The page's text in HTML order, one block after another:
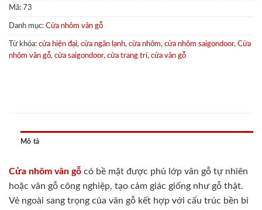
Mã: 73
Danh mục: Cửa nhôm vân gỗ
Từ khóa: cửa hiện đại, cửa ngăn lạnh, cửa nhôm, cửa nhôm saigondoor, Cửa
nhôm vân gỗ, cửa saigondoor, cửa trang trí, cửa vân gỗ
Mô tả
Cửa nhôm vân gỗ có bề mặt được phủ lớp vân gỗ tự nhiên
hoặc vân gỗ công nghiệp, tạo cảm giác giống như gỗ thật.
Vẻ ngoài sang trọng của vân gỗ kết hợp với cấu trúc bền bỉ